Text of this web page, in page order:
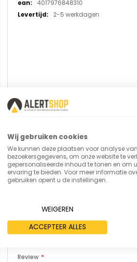
4017976848310
2-5 werkdagen
U plaatst een review
draadgaaswanden
Uw naam
Samenvatting
Review
Wij gebruiken cookies
We kunnen deze plaatsen voor analyse
bezoekersgegevens, om onze website te
gepersonaliseerde inhoud te tonen en om
ervaring te bieden. Voor meer informatie
gebruiken opent u de instellingen.
WEIGEREN
ACCEPTEER ALLES